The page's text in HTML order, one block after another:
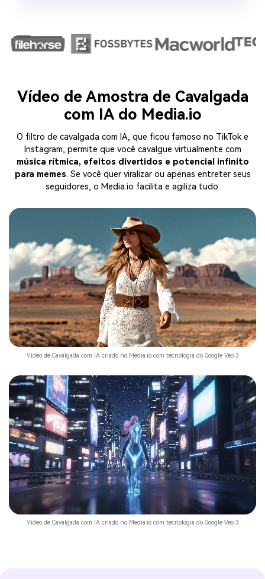
Vídeo de Amostra de Cavalgada
com IA do Media.io
O filtro de cavalgada com IA, que ficou famoso no TikTok e
Instagram, permite que você cavalgue virtualmente com
música rítmica, efeitos divertidos e potencial infinito
para memes. Se você quer viralizar ou apenas entreter seus
seguidores, o Media.io facilita e agiliza tudo.
Vídeo de Cavalgada com IA criado no Media.io com tecnologia do Google Veo 3
Vídeo de Cavalgada com IA criado no Media.io com tecnologia do Google Veo 3